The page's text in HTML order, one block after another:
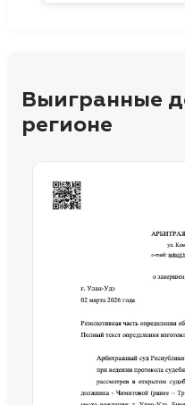
Выигранные
регионе